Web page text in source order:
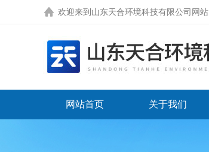
欢迎来到 山东天合环境科技有限公司网站
网站首页 关于我们